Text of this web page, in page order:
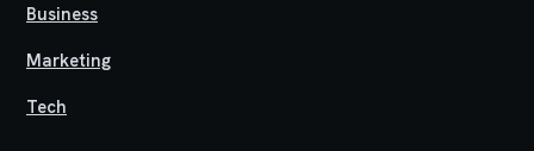
Business
Marketing
Tech